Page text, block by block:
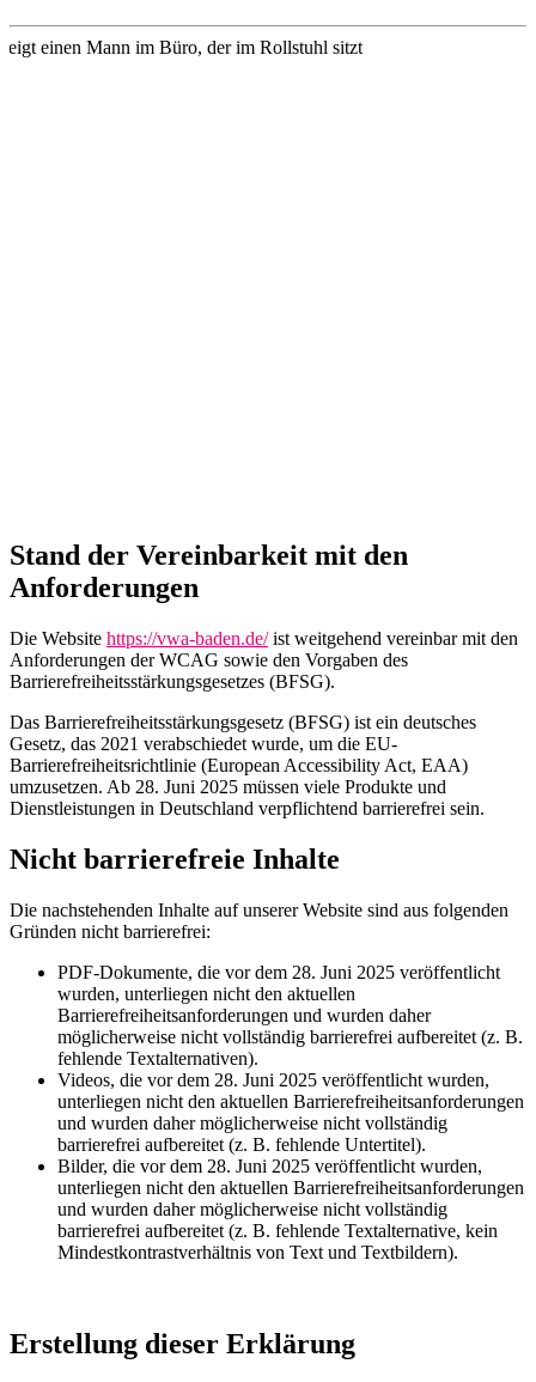
Stand der Vereinbarkeit mit den
Anforderungen
Die Website https://vwa-baden.de/ist weitgehend vereinbar mit den
Anforderungen der WCAG sowie den Vorgaben des
Barrierefreiheitsstärkungsgesetzes (BFSG).
Das Barrierefreiheitsstärkungsgesetz (BFSG) ist ein deutsches
Gesetz, das 2021 verabschiedet wurde, um die EU-
Barrierefreiheitsrichtlinie (European Accessibility Act, EAA)
umzusetzen. Ab 28. Juni 2025 müssen viele Produkte und
Dienstleistungen in Deutschland verpflichtend barrierefrei sein.
Nicht barrierefreie Inhalte
Die nachstehenden Inhalte auf unserer Website sind aus folgenden
Gründen nicht barrierefrei:
PDF-Dokumente, die vor dem 28. Juni 2025 veröffentlicht
wurden, unterliegen nicht den aktuellen
Barrierefreiheitsanforderungen und wurden daher
möglicherweise nicht vollständig barrierefrei aufbereitet (z. B.
fehlende Textalternativen).
Videos, die vor dem 28. Juni 2025 veröffentlicht wurden,
unterliegen nicht den aktuellen Barrierefreiheitsanforderungen
und wurden daher möglicherweise nicht vollständig
barrierefrei aufbereitet (z. B. fehlende Untertitel).
Bilder, die vor dem 28. Juni 2025 veröffentlicht wurden,
unterliegen nicht den aktuellen Barrierefreiheitsanforderungen
und wurden daher möglicherweise nicht vollständig
barrierefrei aufbereitet (z. B. fehlende Textalternative, kein
Mindestkontrastverhältnis von Text und Textbildern).
Erstellung dieser Erklärung